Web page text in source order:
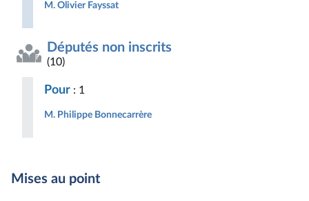
M. Olivier Fayssat
Députés non inscrits
(10)
Pour : 1
M. Philippe Bonnecarrère
Mises au point